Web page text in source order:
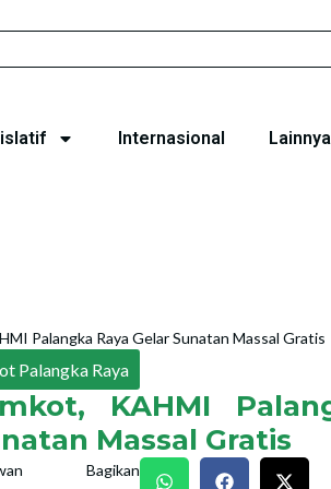
Internasional Lainnya
Palangka Raya Gelar Sunatan Massal Gratis
Palangka Raya
KAHMI
Massal Gratis
Bagikan